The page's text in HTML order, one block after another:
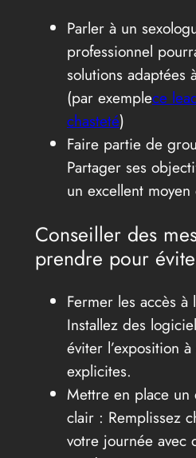
Parler à un
professionnel
solutions adaptées
(par exemplece
chasteté)
Faire partie de
Partager ses
un excellent
Conseiller des
prendre pour
Fermer les accès
Installez des
éviter l’exposition
explicites.
Mettre en place
clair : Remplissez
votre journée avec